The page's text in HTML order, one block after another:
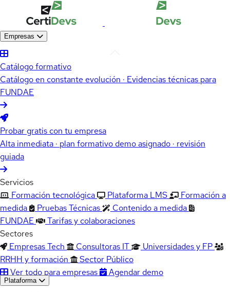
Empresas
Catálogo formativo
Catálogo en constante evolución · Evidencias técnicas para
FUNDAE
Probar gratis con tu empresa
Alta inmediata · plan formativo demo asignado · revisión
guiada
Servicios
Formación tecnológica
Plataforma LMS
Formación a
medida
Pruebas Técnicas
Contenido a medida
FUNDAE
Tarifas y colaboraciones
Sectores
Empresas Tech
Consultoras IT
Universidades y FP
RRHH y formación
Sector Público
Ver todo para empresas
Agendar demo
Plataforma